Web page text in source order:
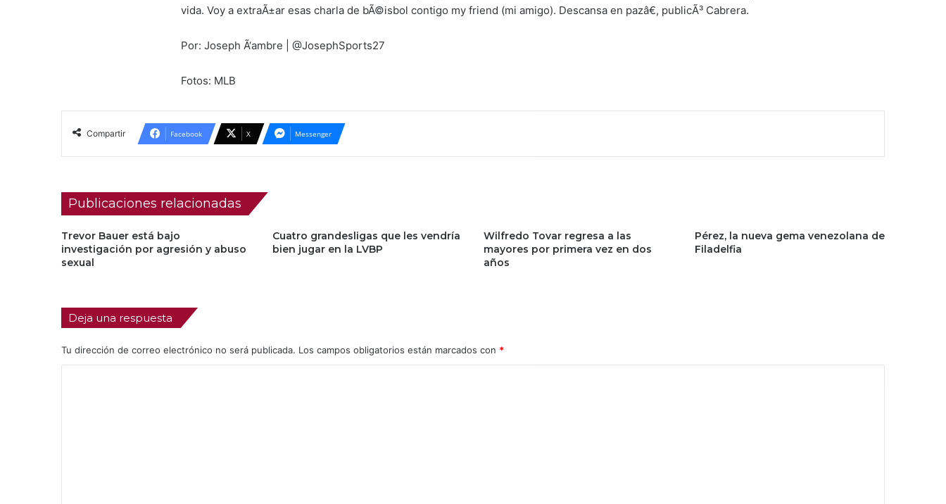
vida. Voy a extraÃ±ar esas charla de bÃ©isbol contigo my friend (mi amigo). Descansa en pazâ€, publicÃ³ Cabrera.
Por: Joseph Ã‘ambre | @JosephSports27
Fotos: MLB
Compartir Facebook X Messenger
Publicaciones relacionadas
Trevor Bauer está bajo
investigación por agresión y abuso
sexual
Cuatro grandesligas que les vendría
bien jugar en la LVBP
Wilfredo Tovar regresa a las
mayores por primera vez en dos
años
Pérez, la nueva gema venezolana de
Filadelfia
Deja una respuesta
Tu dirección de correo electrónico no será publicada. Los campos obligatorios están marcados con *